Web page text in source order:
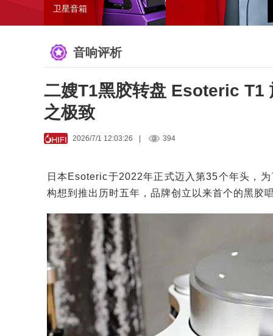
卫星音箱
音响评析
二嫂T1黑胶转盘 Esoteric T1
之极致
2026/7/1 12:03:26 394
日本Esoteric于2022年正式迈入第35个年头，
构想到推出历时五年，品牌创立以来首个的黑